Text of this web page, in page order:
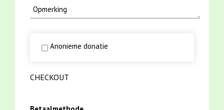
Anonieme donatie
CHECKOUT